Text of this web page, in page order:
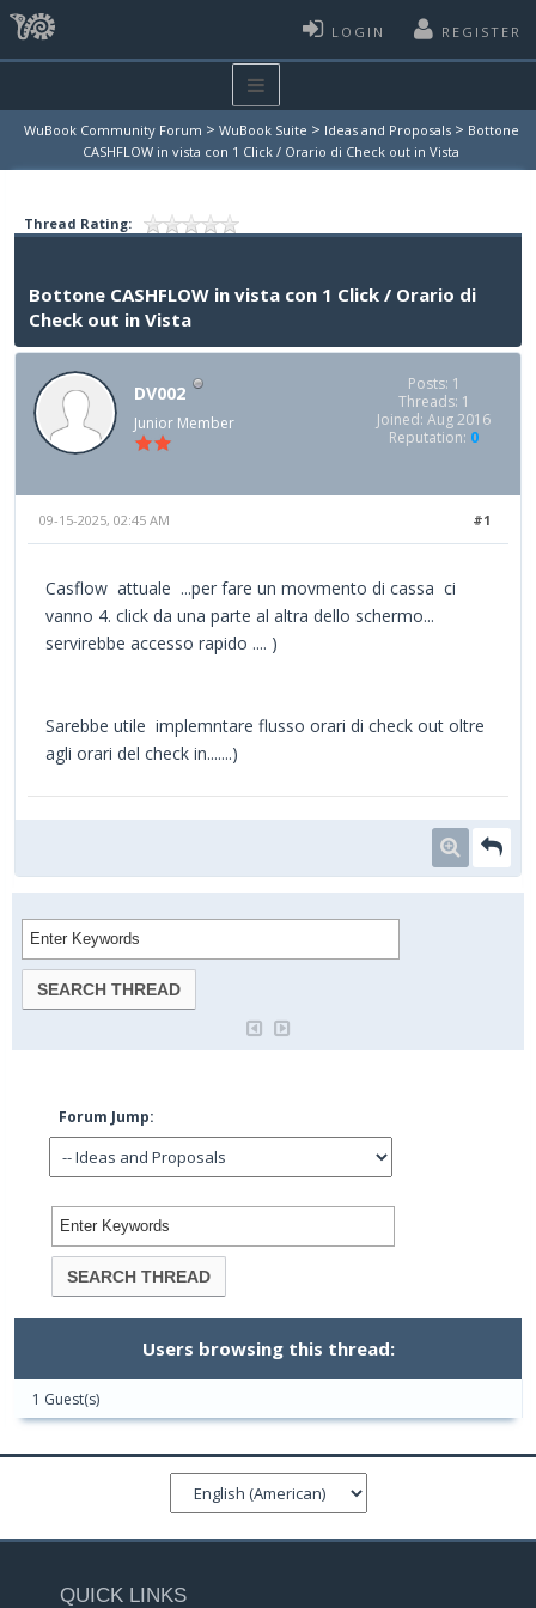
LOGIN REGISTER
WuBook Community Forum > WuBook Suite > Ideas and Proposals > Bottone
CASHFLOW in vista con 1 Click / Orario di Check out in Vista
Thread Rating:
Bottone CASHFLOW in vista con 1 Click / Orario di
Check out in Vista
DV002
Junior Member
Posts: 1
Threads: 1
Joined: Aug 2016
Reputation: 0
#1
09-15-2025, 02:45 AM
Casflow attuale ...per fare un movmento di cassa ci
vanno 4. click da una parte al altra dello schermo...
servirebbe accesso rapido .... )
Sarebbe utile implemntare flusso orari di check out oltre
agli orari del check in.......)
Forum Jump:
Users browsing this thread:
1 Guest(s)
QUICK LINKS